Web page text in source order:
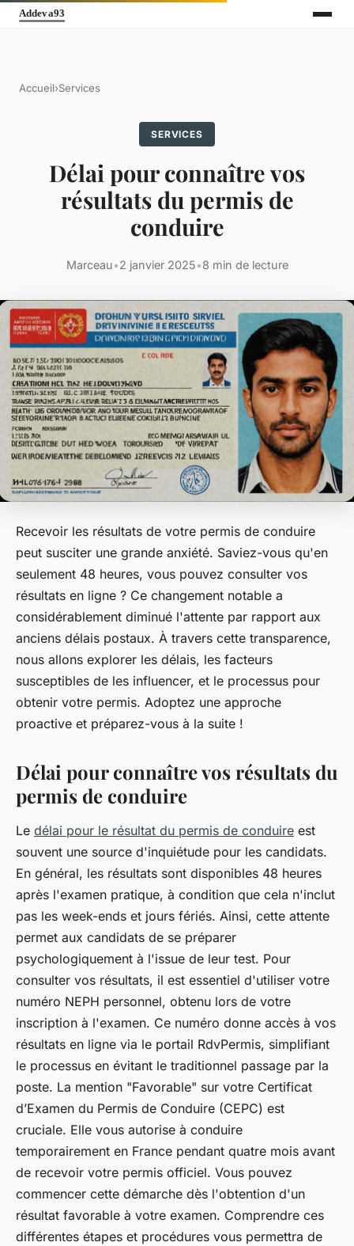
Accueil›Services
SERVICES
Délai pour connaître vos
résultats du permis de
conduire
Marceau•2 janvier 2025•8 min de lecture
Recevoir les résultats de votre permis de conduire
peut susciter une grande anxiété. Saviez-vous qu'en
seulement 48 heures, vous pouvez consulter vos
résultats en ligne ? Ce changement notable a
considérablement diminué l'attente par rapport aux
anciens délais postaux. À travers cette transparence,
nous allons explorer les délais, les facteurs
susceptibles de les influencer, et le processus pour
obtenir votre permis. Adoptez une approche
proactive et préparez-vous à la suite !
Délai pour connaître vos résultats du
permis de conduire
Le délai pour le résultat du permis de conduire est
souvent une source d'inquiétude pour les candidats.
En général, les résultats sont disponibles 48 heures
après l'examen pratique, à condition que cela n'inclut
pas les week-ends et jours fériés. Ainsi, cette attente
permet aux candidats de se préparer
psychologiquement à l'issue de leur test. Pour
consulter vos résultats, il est essentiel d'utiliser votre
numéro NEPH personnel, obtenu lors de votre
inscription à l'examen. Ce numéro donne accès à vos
résultats en ligne via le portail RdvPermis, simplifiant
le processus en évitant le traditionnel passage par la
poste. La mention "Favorable" sur votre Certificat
d’Examen du Permis de Conduire (CEPC) est
cruciale. Elle vous autorise à conduire
temporairement en France pendant quatre mois avant
de recevoir votre permis officiel. Vous pouvez
commencer cette démarche dès l'obtention d'un
résultat favorable à votre examen. Comprendre ces
différentes étapes et procédures vous permettra de